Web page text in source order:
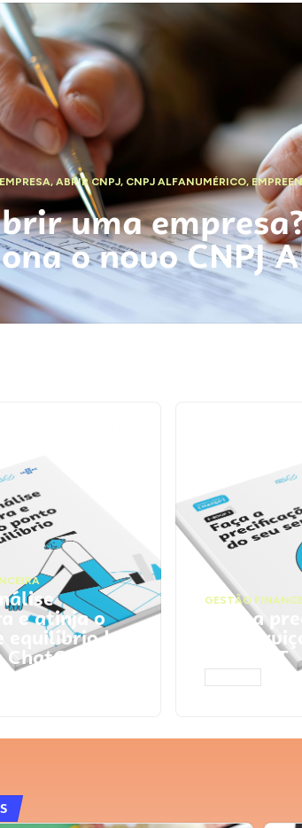
,ABRIR CNPJ, CNPJ ALFANUMÉRICO,
uma
o novo CNPJ
e atinja o
equilíbrio |
GESTÃO
Faça a
seu
ChatGPT